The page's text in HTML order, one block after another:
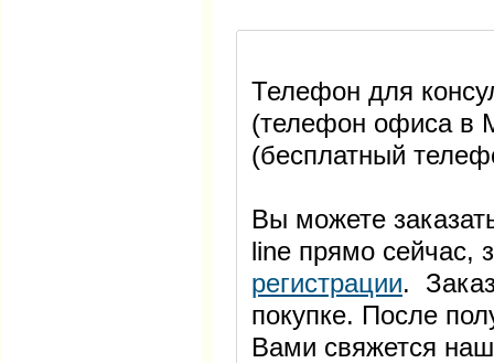
Телефон для
(телефон офиса в
(бесплатный
Вы можете
line прямо
регистрации.
покупке. После
Вами свяжется